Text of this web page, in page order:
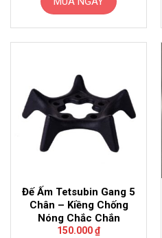
Đế Ấm Tetsubin Gang 5
Chân – Kiềng Chống
Nóng Chắc Chắn
150.000₫